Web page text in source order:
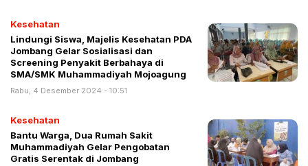
Kesehatan
Lindungi Siswa, Majelis Kesehatan PDA
Jombang Gelar Sosialisasi dan
Screening Penyakit Berbahaya di
SMA/SMK Muhammadiyah Mojoagung
Rabu, 4 Desember 2024 - 10:51
Kesehatan
Bantu Warga, Dua Rumah Sakit
Muhammadiyah Gelar Pengobatan
Gratis Serentak di Jombang